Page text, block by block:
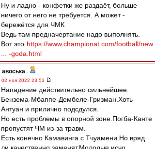
Ну и ладно - конфетки же раздаёт, больше
ничего от него не требуется. А может -
бережётся для ЧМК
Ведь там предначертание надо выполнять.
Вот это https://www.championat.com/football/new
... -goda.html
авоська -
02 ноя 2022 23:53
Нападение действительно сильнейшее.
Бензема-Мбаппе-Дембеле-Гризман.Хоть
Антуан и прилично подсдулся.
Но есть проблемы в опорной зоне.Погба-Канте
пропустят ЧМ из-за травм.
Есть конечно Камавинга с Тчуамени.Но вряд